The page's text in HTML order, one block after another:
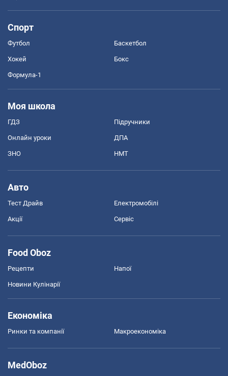
Спорт
Футбол Баскетбол
Хокей Бокс
Формула-1
Моя школа
ГДЗ Підручники
Онлайн уроки ДПА
ЗНО НМТ
Авто
Тест Драйв Електромобілі
Акції Сервіс
Food Oboz
Рецепти Напої
Новини Кулінарії
Економіка
Ринки та компанії Макроекономіка
MedOboz